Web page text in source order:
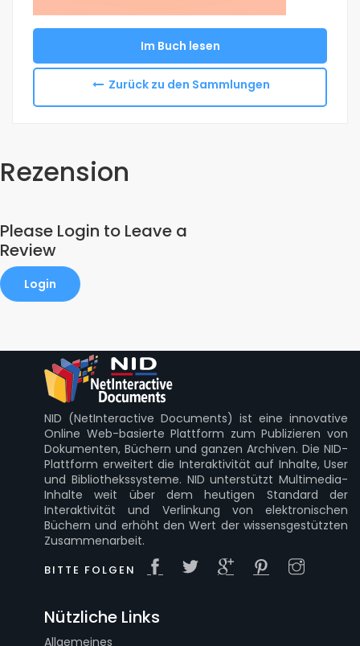
Im Buch lesen
Zurück zu den Sammlungen
Rezension
Please Login to Leave a
Review
Login
NID (NetInteractive Documents) ist eine innovative
Online Web-basierte Plattform zum Publizieren von
Dokumenten, Büchern und ganzen Archiven. Die NID-
Plattform erweitert die Interaktivität auf Inhalte, User
und Bibliothekssysteme. NID unterstützt Multimedia-
Inhalte weit über dem heutigen Standard der
Interaktivität und Verlinkung von elektronischen
Büchern und erhöht den Wert der wissensgestützten
Zusammenarbeit.
BITTE FOLGEN
Nützliche Links
Allgemeines